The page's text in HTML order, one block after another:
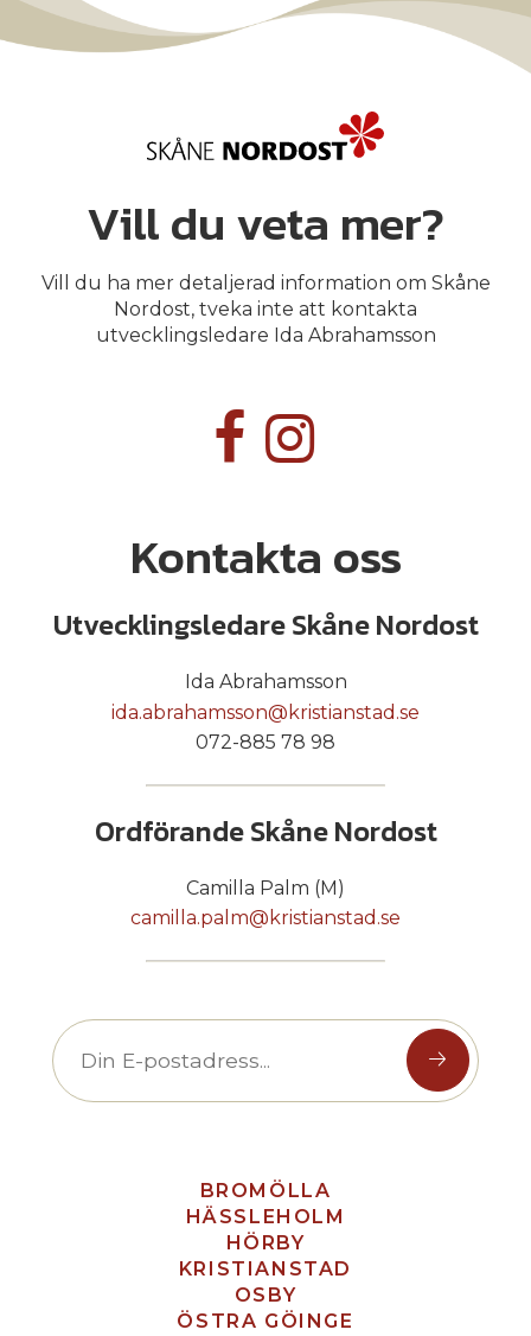
Vill du veta mer?
Vill du ha mer detaljerad information om Skåne
Nordost, tveka inte att kontakta
utvecklingsledare Ida Abrahamsson
Kontakta oss
Utvecklingsledare Skåne Nordost
Ida Abrahamsson
ida.abrahamsson@kristianstad.se
072-885 78 98
Ordförande Skåne Nordost
Camilla Palm (M)
camilla.palm@kristianstad.se
BROMÖLLA
HÄSSLEHOLM
HÖRBY
KRISTIANSTAD
OSBY
ÖSTRA GÖINGE